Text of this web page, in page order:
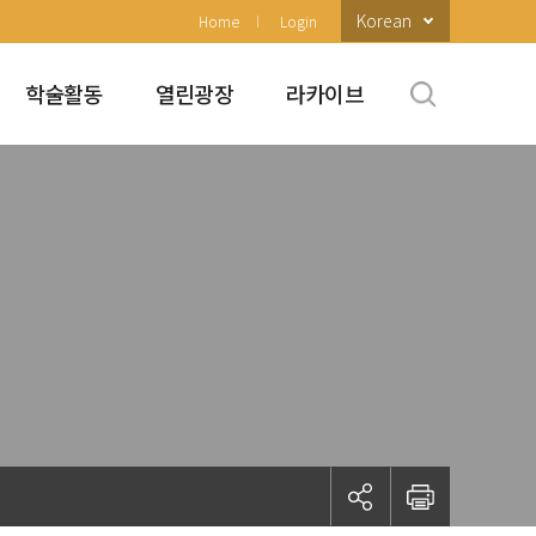
Home Login Korean
학술활동 열린광장 라카이브